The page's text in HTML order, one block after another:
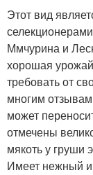
Этот вид
Ммчурина и
хорошая
требовать от
многим
может
отмечены
мякоть у груши
Имеет нежный и